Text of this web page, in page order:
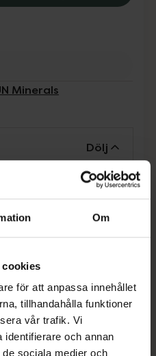
Om
cookies
för att anpassa innehållet
tillhandahålla funktioner
vår trafik. Vi
identifierare och annan
sociala medier och
Minerals
Dölj
Eyeshadow Brush är
passar perfekt när
och intensivt
borsten är
"packa"
fångar upp perfekt
appliceringen enkel
syntetiska hår
och 100%